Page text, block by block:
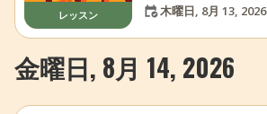
レッスン
木曜日, 8月 13, 2026
金曜日, 8月 14, 2026